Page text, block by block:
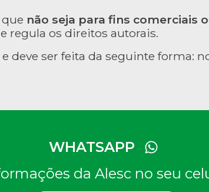
não seja para fins comerciais
regula os direitos autorais.
deve ser feita da seguinte forma:
WHATSAPP
da Alesc no seu